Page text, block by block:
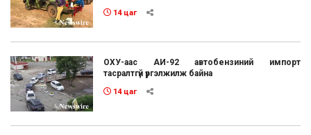
14 цаг
ОХУ-аас АИ-92 автобензиний импорт
тасралтгүй үргэлжилж байна
14 цаг